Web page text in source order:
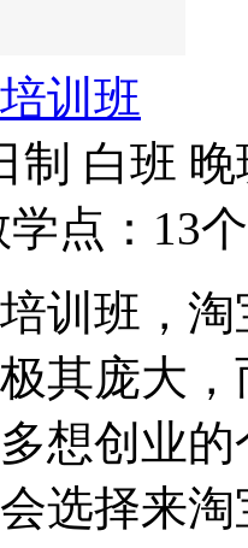
训班
制 白班 晚
学点：13个
训班，
其庞大
想创业
选择来淘